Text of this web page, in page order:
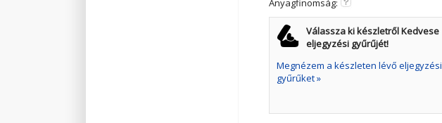
Anyagfinomság:
Válassza ki készletről Kedvese
eljegyzési gyűrűjét!
Megnézem a készleten lévő eljegyzési
gyűrűket »